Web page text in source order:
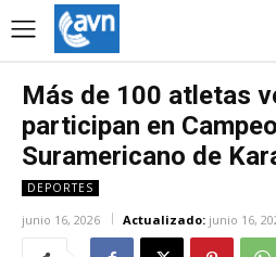
Más de 100 atletas
participan en
Suramericano de
DEPORTES
junio 16, 2026 Actualizado: junio 16,